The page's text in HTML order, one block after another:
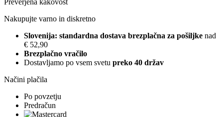
Preverjena kakovost
Nakupujte varno in diskretno
Slovenija: standardna dostava brezplačna za pošiljke nad
€ 52,90
Brezplačno vračilo
Dostavljamo po vsem svetu preko 40 držav
Načini plačila
Po povzetju
Predračun